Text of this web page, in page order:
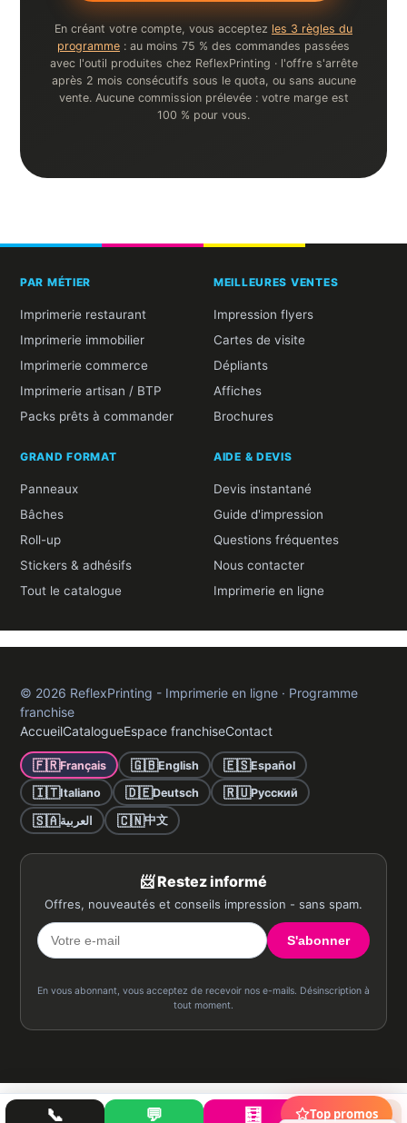
En créant votre compte, vous acceptez les 3 règles du
programme : au moins 75 % des commandes passées
avec l'outil produites chez ReflexPrinting · l'offre s'arrête
après 2 mois consécutifs sous le quota, ou sans aucune
vente. Aucune commission prélevée : votre marge est
100 % pour vous.
PAR MÉTIER
Imprimerie restaurant
Imprimerie immobilier
Imprimerie commerce
Imprimerie artisan / BTP
Packs prêts à commander
MEILLEURES VENTES
Impression flyers
Cartes de visite
Dépliants
Affiches
Brochures
GRAND FORMAT
Panneaux
Bâches
Roll-up
Stickers & adhésifs
Tout le catalogue
AIDE & DEVIS
Devis instantané
Guide d'impression
Questions fréquentes
Nous contacter
Imprimerie en ligne
© 2026 ReflexPrinting - Imprimerie en ligne · Programme
franchise
AccueilCatalogueEspace franchiseContact
🇫🇷Français 🇬🇧English 🇪🇸Español
🇮🇹Italiano 🇩🇪Deutsch 🇷🇺Русский
🇸🇦العربية 🇨🇳中文
📨 Restez informé
Offres, nouveautés et conseils impression - sans spam.
S'abonner
En vous abonnant, vous acceptez de recevoir nos e-mails. Désinscription à
tout moment.
📞 💬 🧮 🗂️
Top promos